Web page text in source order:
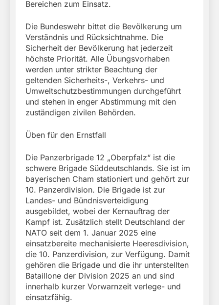
Bereichen zum Einsatz.
Die Bundeswehr bittet die Bevölkerung um
Verständnis und Rücksichtnahme. Die
Sicherheit der Bevölkerung hat jederzeit
höchste Priorität. Alle Übungsvorhaben
werden unter strikter Beachtung der
geltenden Sicherheits-, Verkehrs- und
Umweltschutzbestimmungen durchgeführt
und stehen in enger Abstimmung mit den
zuständigen zivilen Behörden.
Üben für den Ernstfall
Die Panzerbrigade 12 „Oberpfalz“ ist die
schwere Brigade Süddeutschlands. Sie ist im
bayerischen Cham stationiert und gehört zur
10. Panzerdivision. Die Brigade ist zur
Landes- und Bündnisverteidigung
ausgebildet, wobei der Kernauftrag der
Kampf ist. Zusätzlich stellt Deutschland der
NATO seit dem 1. Januar 2025 eine
einsatzbereite mechanisierte Heeresdivision,
die 10. Panzerdivision, zur Verfügung. Damit
gehören die Brigade und die ihr unterstellten
Bataillone der Division 2025 an und sind
innerhalb kurzer Vorwarnzeit verlege- und
einsatzfähig.